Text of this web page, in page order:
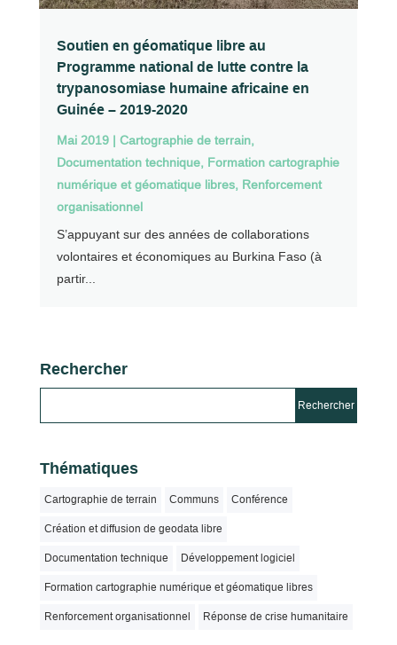
Soutien en géomatique libre au
Programme national de lutte contre la
trypanosomiase humaine africaine en
Guinée – 2019-2020
Mai 2019| Cartographie de terrain,
Documentation technique, Formation cartographie
numérique et géomatique libres, Renforcement
organisationnel
S’appuyant sur des années de collaborations
volontaires et économiques au Burkina Faso (à
partir...
Rechercher
Thématiques
Cartographie de terrain Communs Conférence
Création et diffusion de geodata libre
Documentation technique Développement logiciel
Formation cartographie numérique et géomatique libres
Renforcement organisationnel Réponse de crise humanitaire